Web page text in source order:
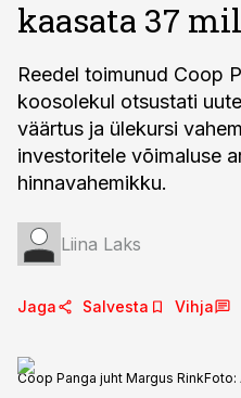
kaasata 37
Reedel toimunud Coop
koosolekul otsustati
väärtus ja ülekursi
investoritele võimaluse
hinnavahemikku.
Liina Laks
Jaga Salvesta Vihja
Coop Panga juht Margus RinkFoto: